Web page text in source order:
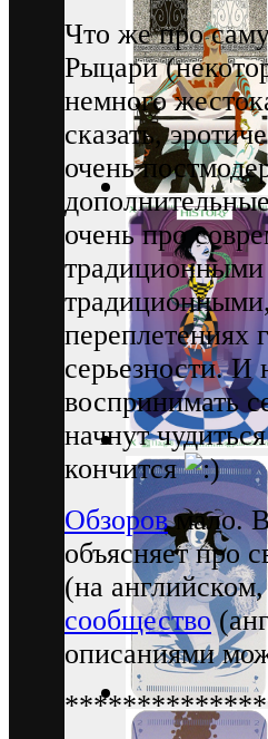
Что же про
Рыцари
немного
сказать,
очень
очень про
переплетениях
серьезности. И
воспринимать
начнут
кончится
Обзоровмало.
объясняет про
(на
сообщество
описаниями